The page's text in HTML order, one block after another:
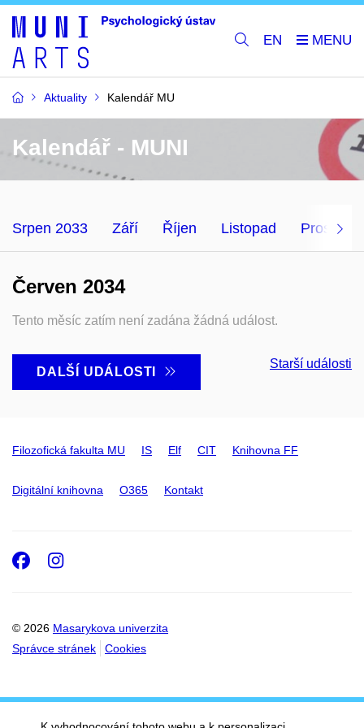
EN
Aktuality Kalendář MU
Kalendář - MUNI
Srpen 2033 Září Říjen Listopad Prosinec
Červen 2034
Tento měsíc zatím není zadána žádná událost.
DALŠÍ UDÁLOSTI
Starší události
Filozofická fakulta MU IS Elf CIT Knihovna FF
Digitální knihovna O365 Kontakt
© 2026 Masarykova univerzita
Správce stránek
Cookies
Facebook
Instagram